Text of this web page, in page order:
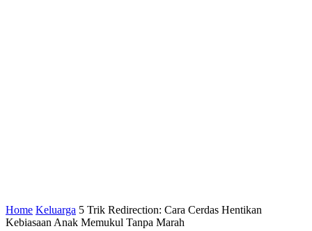
Home Keluarga 5 Trik Redirection: Cara Cerdas Hentikan
Kebiasaan Anak Memukul Tanpa Marah